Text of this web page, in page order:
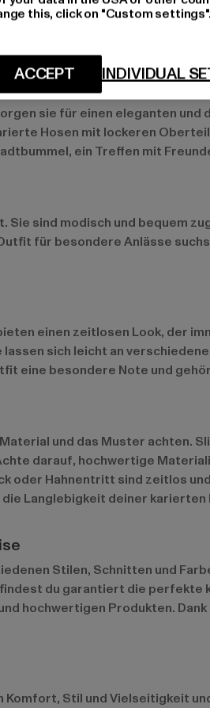
bleiben ein Must-have in jeder
sie für einen eleganten
Hosen mit lockeren
ein Treffen mit
sind modisch und bequem
für besondere Anlässe
einen zeitlosen Look, der
sich leicht an
eine besondere Note und
und das Muster achten.
darauf, hochwertige
oder Hahnentritt sind zeitlos
Langlebigkeit deiner
Stilen, Schnitten und
du garantiert die perfekte
hochwertigen Produkten.
Stil und Vielseitigkeit
this, click on "Custom
INDIVIDUAL
ACCEPT